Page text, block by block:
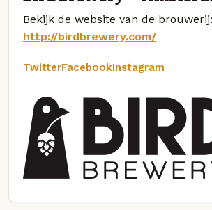
Bekijk de website van de brouwerij:
http://birdbrewery.com/
TwitterFacebookInstagram